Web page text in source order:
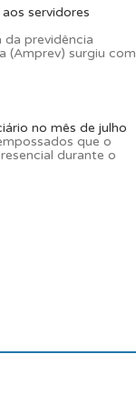
servidores
previdência
(Amprev) surgiu com
no mês de julho
que o
durante o